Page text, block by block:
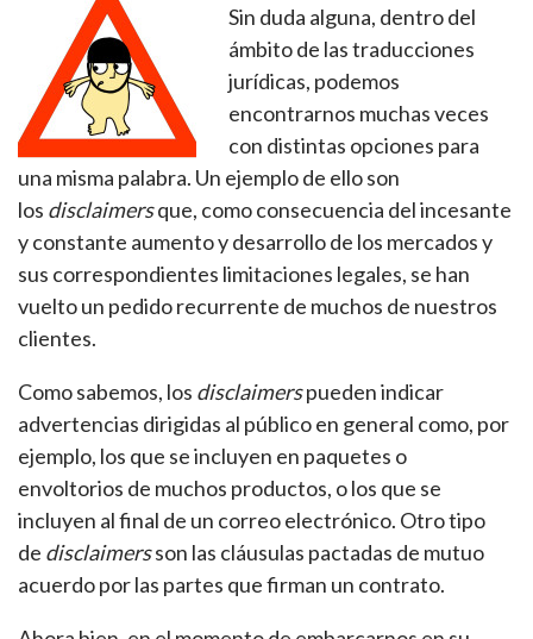
Sin duda alguna, dentro del
ámbito de las traducciones
jurídicas, podemos
encontrarnos muchas veces
con distintas opciones para
una misma palabra. Un ejemplo de ello son
los disclaimersque, como consecuencia del incesante
y constante aumento y desarrollo de los mercados y
sus correspondientes limitaciones legales, se han
vuelto un pedido recurrente de muchos de nuestros
clientes.
Como sabemos, los disclaimerspueden indicar
advertencias dirigidas al público en general como, por
ejemplo, los que se incluyen en paquetes o
envoltorios de muchos productos, o los que se
incluyen al final de un correo electrónico. Otro tipo
de disclaimersson las cláusulas pactadas de mutuo
acuerdo por las partes que firman un contrato.